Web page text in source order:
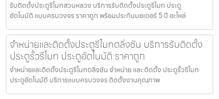
รับติดตั้งประตูรีโมทสวนหลวง บริการรับติดตั้งประตูรีโมท ประตู
อัตโนมัติ แบบครบวงจร ราคาถูก พร้อมประกันมอเตอร์ 5 ปี อะไหล่
จำหน่ายและติดตั้งประตูรีโมทตลิ่งชัน บริการรับติดตั้ง
ประตูรั้วรีโมท ประตูอัตโนมัติ ราคาถูก
จำหน่ายและติดตั้งประตูรีโมทตลิ่งชัน จำหน่าย และ ติดตั้ง ประตูรั้วรีโมท
ประตูอัตโนมัติ บริการแบบครบวงจร ติดตั้งงานคุณภาพ